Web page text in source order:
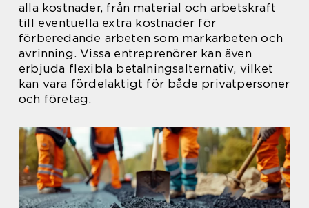
alla kostnader, från material och arbetskraft
till eventuella extra kostnader för
förberedande arbeten som markarbeten och
avrinning. Vissa entreprenörer kan även
erbjuda flexibla betalningsalternativ, vilket
kan vara fördelaktigt för både privatpersoner
och företag.